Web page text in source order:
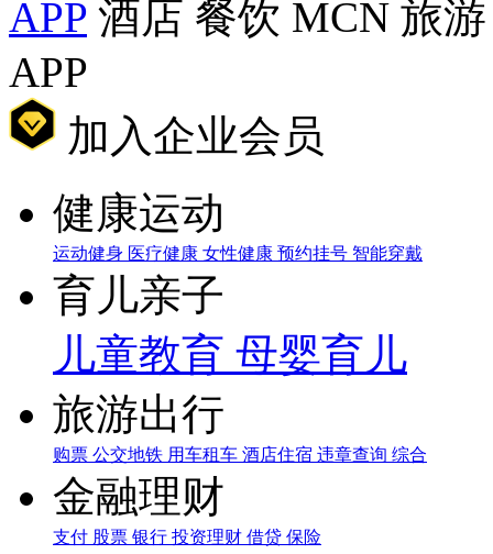
APP 酒店 餐饮 MCN 旅游
APP
加入企业会员
健康运动
运动健身 医疗健康 女性健康 预约挂号 智能穿戴
育儿亲子
儿童教育 母婴育儿
旅游出行
购票 公交地铁 用车租车 酒店住宿 违章查询 综合
金融理财
支付 股票 银行 投资理财 借贷 保险